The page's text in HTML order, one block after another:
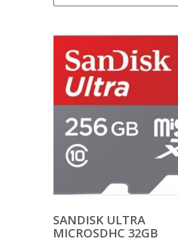
SANDISK ULTRA
MICROSDHC 32GB